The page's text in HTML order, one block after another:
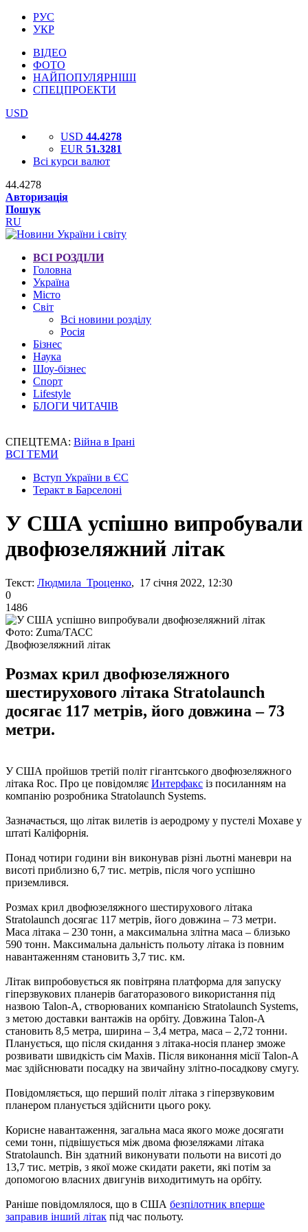
РУС
УКР
ВІДЕО
ФОТО
НАЙПОПУЛЯРНІШІ
СПЕЦПРОЕКТИ
USD
USD 44.4278
EUR 51.3281
Всі курси валют
44.4278
Авторизація
Пошук
RU
ВСІ РОЗДІЛИ
Головна
Україна
Місто
Світ
Всі новини розділу
Росія
Бізнес
Наука
Шоу-бізнес
Спорт
Lifestyle
БЛОГИ ЧИТАЧІВ
СПЕЦТЕМА: Війна в Ірані
ВСІ ТЕМИ
Вступ України в ЄС
Теракт в Барселоні
У США успішно випробували
двофюзеляжний літак
Текст: Людмила Троценко, 17 січня 2022, 12:30
0
1486
Фото: Zuma/ТАСС
Двофюзеляжний літак
Розмах крил двофюзеляжного
шестирухового літака Stratolaunch
досягає 117 метрів, його довжина – 73
метри.
У США пройшов третій політ гігантського двофюзеляжного
літака Roc. Про це повідомляє Интерфакс із посиланням на
компанію розробника Stratolaunch Systems.
Зазначається, що літак вилетів із аеродрому у пустелі Мохаве у
штаті Каліфорнія.
Понад чотири години він виконував різні льотні маневри на
висоті приблизно 6,7 тис. метрів, після чого успішно
приземлився.
Розмах крил двофюзеляжного шестирухового літака
Stratolaunch досягає 117 метрів, його довжина – 73 метри.
Маса літака – 230 тонн, а максимальна злітна маса – близько
590 тонн. Максимальна дальність польоту літака із повним
навантаженням становить 3,7 тис. км.
Літак випробовується як повітряна платформа для запуску
гіперзвукових планерів багаторазового використання під
назвою Talon-A, створюваних компанією Stratolaunch Systems,
з метою доставки вантажів на орбіту. Довжина Talon-A
становить 8,5 метра, ширина – 3,4 метра, маса – 2,72 тонни.
Планується, що після скидання з літака-носія планер зможе
розвивати швидкість сім Махів. Після виконання місії Talon-A
має здійснювати посадку на звичайну злітно-посадкову смугу.
Повідомляється, що перший політ літака з гіперзвуковим
планером планується здійснити цього року.
Корисне навантаження, загальна маса якого може досягати
семи тонн, підвішується між двома фюзеляжами літака
Stratolaunch. Він здатний виконувати польоти на висоті до
13,7 тис. метрів, з якої може скидати ракети, які потім за
допомогою власних двигунів виходитимуть на орбіту.
Раніше повідомлялося, що в США безпілотник вперше
заправив інший літак під час польоту.